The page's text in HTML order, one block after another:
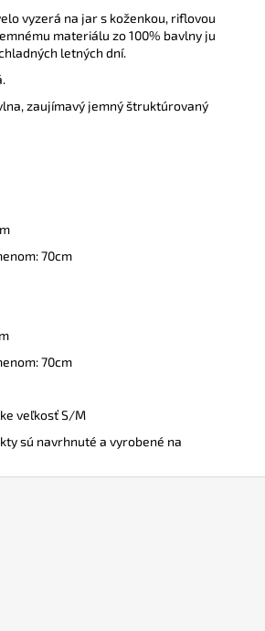
vyzerá na jar s koženkou, riflovou
materiálu zo 100% bavlny ju
letných dní.
zaujímavý jemný štruktúrovaný
70cm
70cm
veľkosť S/M
sú navrhnuté a vyrobené na